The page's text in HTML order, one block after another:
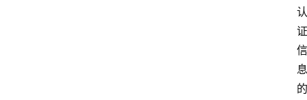
认
证
信
息
的